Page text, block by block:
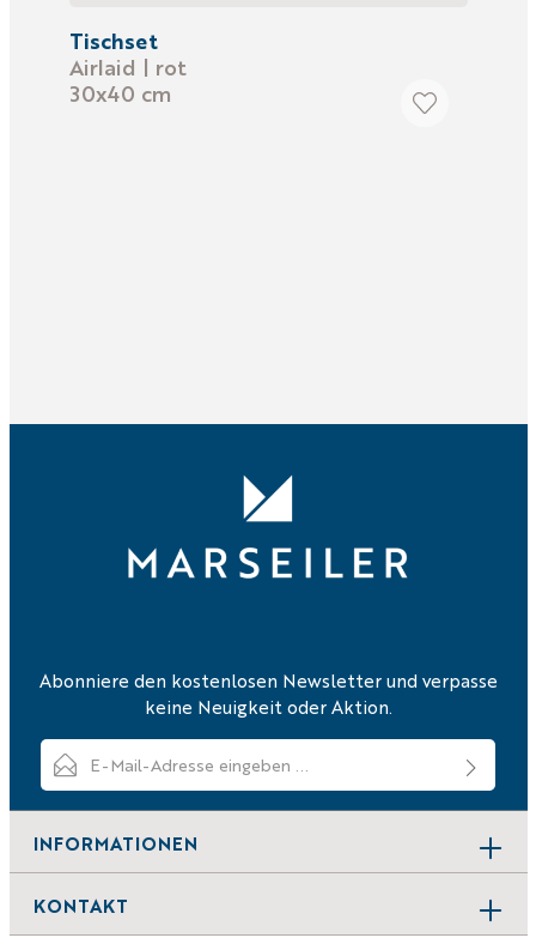
Tischset
Airlaid | rot
30x40 cm
Abonniere den kostenlosen Newsletter und verpasse
keine Neuigkeit oder Aktion.
Ich habe dieDatenschutzbestimmungenzur Kenntnis genommen
Um weiterzugehen, geben Sie die oben abgebildeten
KONTAKT
INFORMATIONEN